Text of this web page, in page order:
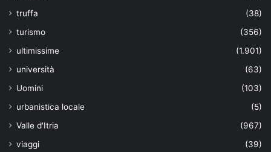
truffa
(38)
turismo
(356)
ultimissime
(1.901)
università
(63)
Uomini
(103)
urbanistica locale
(5)
Valle d'Itria
(967)
viaggi
(39)